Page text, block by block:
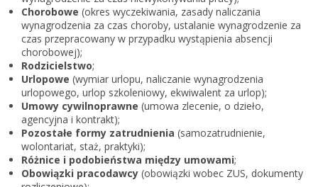
Chorobowe (okres wyczekiwania, zasady naliczania
wynagrodzenia za czas choroby, ustalanie wynagrodzenie za
czas przepracowany w przypadku wystąpienia absencji
chorobowej);
Rodzicielstwo;
Urlopowe (wymiar urlopu, naliczanie wynagrodzenia
urlopowego, urlop szkoleniowy, ekwiwalent za urlop);
Umowy cywilnoprawne (umowa zlecenie, o dzieło,
agencyjna i kontrakt);
Pozostałe formy zatrudnienia (samozatrudnienie,
wolontariat, staż, praktyki);
Różnice i podobieństwa między umowami;
Obowiązki pracodawcy (obowiązki wobec ZUS, dokumenty